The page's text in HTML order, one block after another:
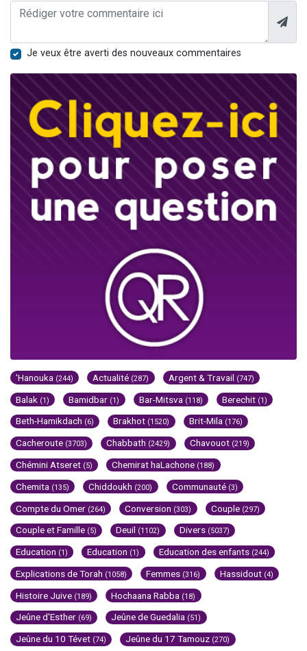
Je veux être averti des nouveaux commentaires
'Hanouka (244) Actualité (287) Argent & Travail (747)
Balak (1) Bamidbar (1) Bar-Mitsva (118) Berechit (1)
Beth-Hamikdach (6) Brakhot (1520) Brit-Mila (176)
Cacheroute (3703) Chabbath (2429) Chavouot (219)
Chémini Atseret (5) Chemirat haLachone (188)
Chemita (135) Chiddoukh (200) Communauté (3)
Compte du Omer (264) Conversion (303) Couple (297)
Couple et Famille (5) Deuil (1102) Divers (5037)
Education (1) Education (1) Education des enfants (244)
Explications de Torah (1058) Femmes (316) Hassidout (4)
Histoire Juive (189) Hochaana Rabba (18)
Jeûne d'Esther (69) Jeûne de Guedalia (51)
Jeûne du 10 Tévet (74) Jeûne du 17 Tamouz (270)